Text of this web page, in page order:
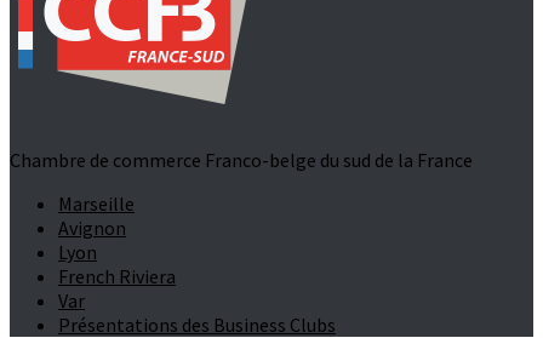
Chambre de commerce Franco-belge du sud de la France
Marseille
Avignon
Lyon
French Riviera
Var
Présentations des Business Clubs